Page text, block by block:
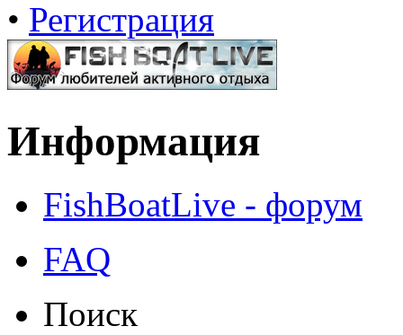
• Регистрация
Информация
FishBoatLive - форум
FAQ
Поиск